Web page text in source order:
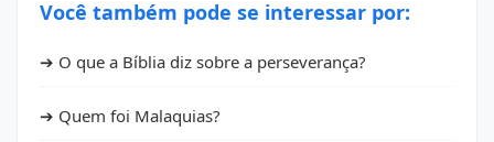
Você também pode se interessar por:
➔ O que a Bíblia diz sobre a perseverança?
➔ Quem foi Malaquias?